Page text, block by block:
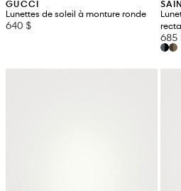
GUCCI
Lunettes de soleil à monture ronde
640 $
685